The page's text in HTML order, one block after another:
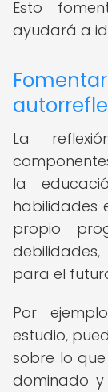
Esto
ayudará a
La
la
habilidades
propio
para el
Por
estudio,
sobre lo
dominado y